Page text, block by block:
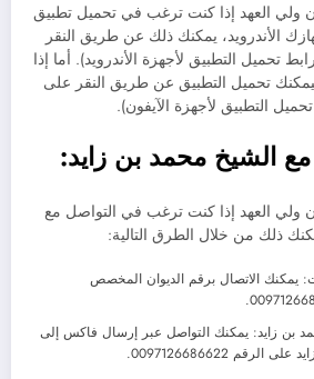
ولي العهد إذا كنت ترغب في تحميل تطبيق
الأندرويد، يمكنك ذلك عن طريق النقر
تحميل التطبيق لأجهزة الأندرويد). أما إذا
تحميل التطبيق عن طريق النقر على
التطبيق لأجهزة الآيفون).
مع الشيخ محمد بن زايد:
ولي العهد إذا كنت ترغب في التواصل مع
ذلك من خلال الطرق التالية:
يمكنك الاتصال برقم الديوان المخصص
بن زايد: يمكنك التواصل عبر إرسال فاكس إلى
0097126686622.